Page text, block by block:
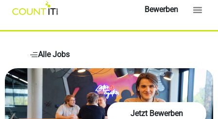
Bewerben
Jetzt Bewerben
Alle Jobs